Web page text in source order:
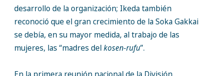
desarrollo de la organización; Ikeda también
reconoció que el gran crecimiento de la Soka Gakkai
se debía, en su mayor medida, al trabajo de las
mujeres, las “madres delkosen-rufu”.